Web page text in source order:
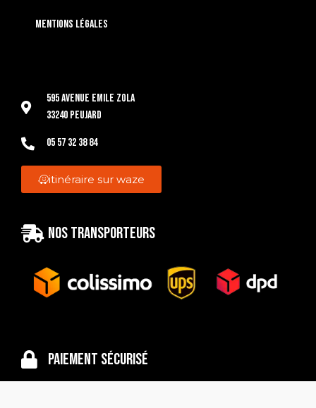
Mentions légales
595 Avenue Emile Zola
33240 Peujard
05 57 32 38 84
itinéraire sur waze
Nos transporteurs
Paiement sécurisé